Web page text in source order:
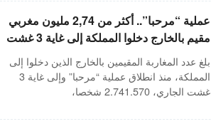
عملية “مرحبا”.. أكثر من 2,74 مليون مغربي
مقيم بالخارج دخلوا المملكة إلى غاية 3 غشت
بلغ عدد المغاربة المقيمين بالخارج الذين دخلوا إلى
المملكة، منذ انطلاق عملية “مرحبا” وإلى غاية 3
غشت الجاري، 2.741.570 شخصا،